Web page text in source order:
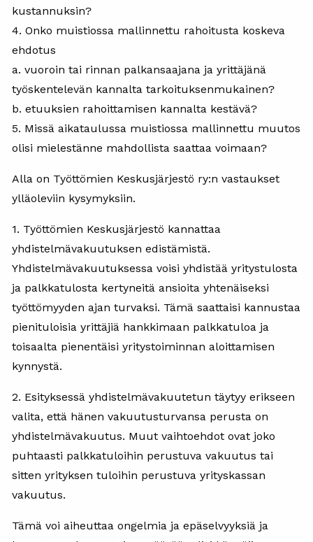
kustannuksin?
4. Onko muistiossa mallinnettu rahoitusta koskeva
ehdotus
a. vuoroin tai rinnan palkansaajana ja yrittäjänä
työskentelevän kannalta tarkoituksenmukainen?
b. etuuksien rahoittamisen kannalta kestävä?
5. Missä aikataulussa muistiossa mallinnettu muutos
olisi mielestänne mahdollista saattaa voimaan?
Alla on Työttömien Keskusjärjestö ry:n vastaukset
ylläoleviin kysymyksiin.
1. Työttömien Keskusjärjestö kannattaa
yhdistelmävakuutuksen edistämistä.
Yhdistelmävakuutuksessa voisi yhdistää yritystulosta
ja palkkatulosta kertyneitä ansioita yhtenäiseksi
työttömyyden ajan turvaksi. Tämä saattaisi kannustaa
pienituloisia yrittäjiä hankkimaan palkkatuloa ja
toisaalta pienentäisi yritystoiminnan aloittamisen
kynnystä.
2. Esityksessä yhdistelmävakuutetun täytyy erikseen
valita, että hänen vakuutusturvansa perusta on
yhdistelmävakuutus. Muut vaihtoehdot ovat joko
puhtaasti palkkatuloihin perustuva vakuutus tai
sitten yrityksen tuloihin perustuva yrityskassan
vakuutus.
Tämä voi aiheuttaa ongelmia ja epäselvyyksiä ja